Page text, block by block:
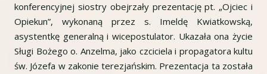
konferencyjnej siostry obejrzały prezentację pt. „Ojciec i
Opiekun”, wykonaną przez s. Imeldę Kwiatkowską,
asystentkę generalną i wicepostulator. Ukazała ona życie
Sługi Bożego o. Anzelma, jako czciciela i propagatora kultu
św. Józefa w zakonie terezjańskim. Prezentacja ta została